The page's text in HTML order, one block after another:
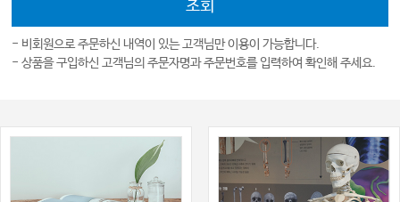
- 비회원으로 주문하신 내역이 있는 고객님만 이용이 가능합니다.
- 상품을 구입하신 고객님의 주문자명과 주문번호를 입력하여 확인해 주세요.